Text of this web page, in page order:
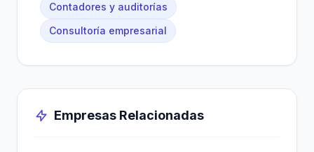
Contadores y auditorías
Consultoría empresarial
Empresas Relacionadas